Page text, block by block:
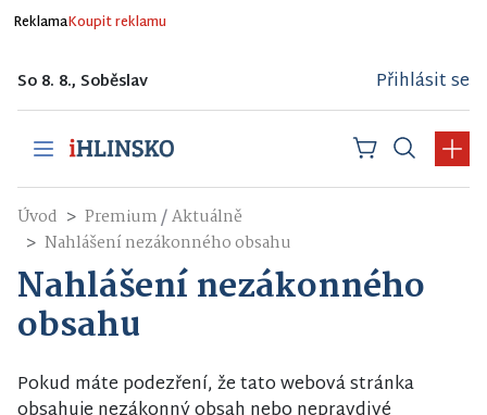
ReklamaKoupit reklamu
So 8. 8., Soběslav Přihlásit se
Úvod Premium/Aktuálně
Nahlášení nezákonného obsahu
Nahlášení nezákonného
obsahu
Pokud máte podezření, že tato webová stránka